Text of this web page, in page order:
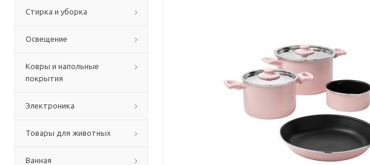
Стирка и уборка
Освещение
Ковры и напольные
покрытия
Электроника
Товары для животных
Ванная